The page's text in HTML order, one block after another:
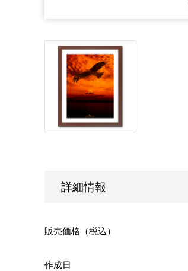
詳細情報
販売価格（税込）
作成日